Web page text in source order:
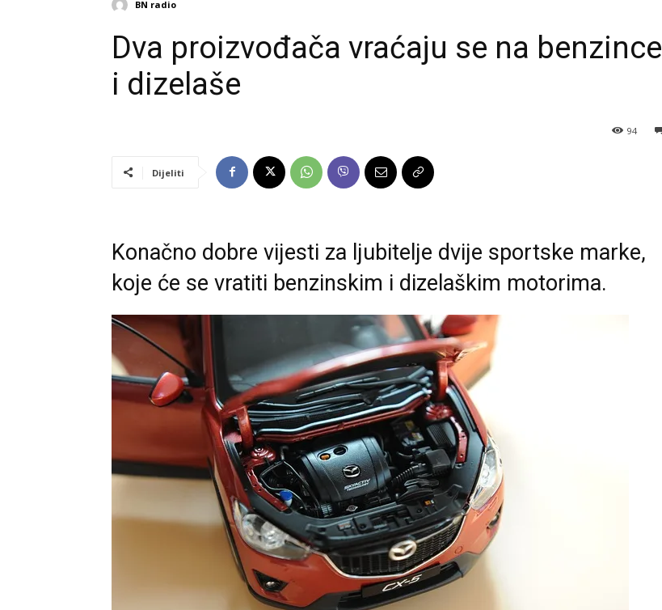
BN radio
Dva proizvođača vraćaju se na benzince
i dizelaše
94
Dijeliti
Konačno dobre vijesti za ljubitelje dvije sportske marke,
koje će se vratiti benzinskim i dizelaškim motorima.